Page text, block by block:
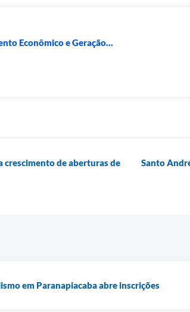
Econômico e Geração...
crescimento de aberturas de
Santo
em Paranapiacaba abre inscrições